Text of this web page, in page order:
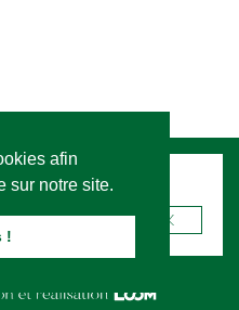
afin
sur notre site.
!